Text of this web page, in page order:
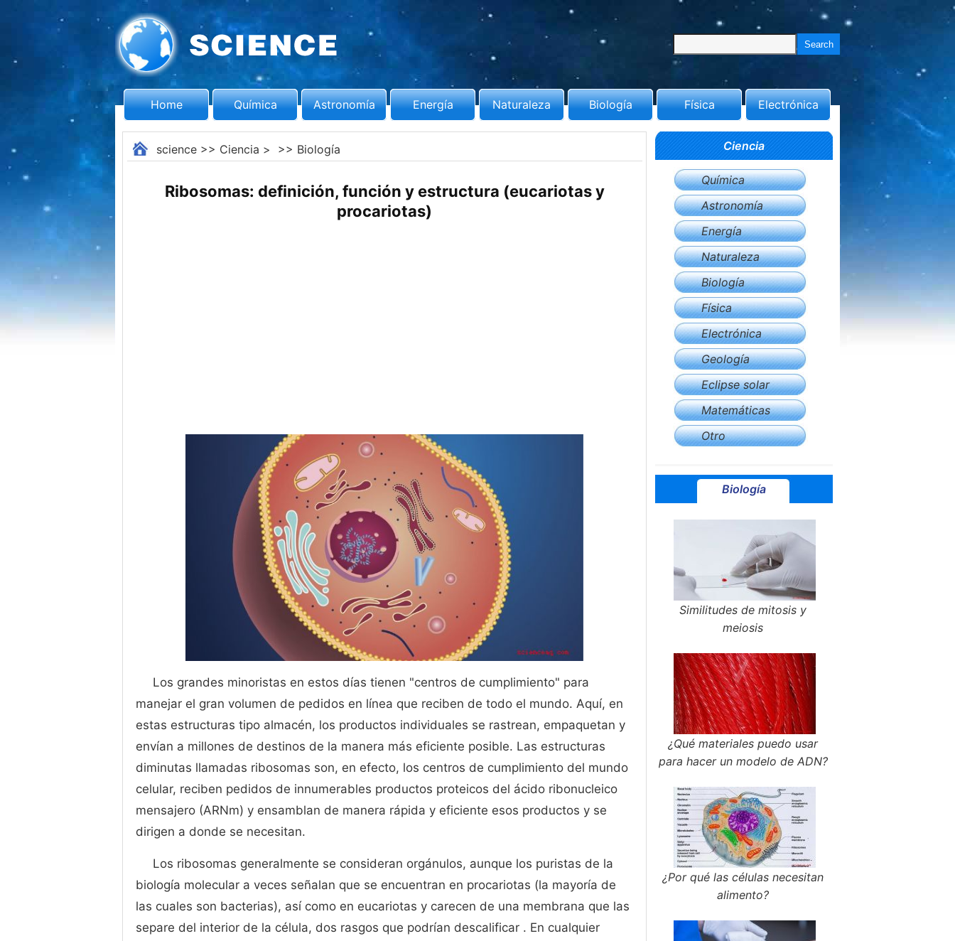
Home Química Astronomía Energía Naturaleza Biología Física Electrónica
science>> Ciencia > >> Biología
Ribosomas: definición, función y estructura (eucariotas y
procariotas)
Los grandes minoristas en estos días tienen "centros de cumplimiento" para
manejar el gran volumen de pedidos en línea que reciben de todo el mundo. Aquí, en
estas estructuras tipo almacén, los productos individuales se rastrean, empaquetan y
envían a millones de destinos de la manera más eficiente posible. Las estructuras
diminutas llamadas ribosomas son, en efecto, los centros de cumplimiento del mundo
celular, reciben pedidos de innumerables productos proteicos del ácido ribonucleico
mensajero (ARNm) y ensamblan de manera rápida y eficiente esos productos y se
dirigen a donde se necesitan.
Los ribosomas generalmente se consideran orgánulos, aunque los puristas de la
biología molecular a veces señalan que se encuentran en procariotas (la mayoría de
las cuales son bacterias), así como en eucariotas y carecen de una membrana que las
separe del interior de la célula, dos rasgos que podrían descalificar . En cualquier
Ciencia
Química
Astronomía
Energía
Naturaleza
Biología
Física
Electrónica
Geología
Eclipse solar
Matemáticas
Otro
Biología
Similitudes de mitosis y
meiosis
¿Qué materiales puedo usar
para hacer un modelo de ADN?
¿Por qué las células necesitan
alimento?